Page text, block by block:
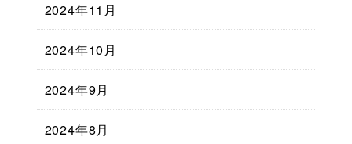
2024年11月
2024年10月
2024年9月
2024年8月